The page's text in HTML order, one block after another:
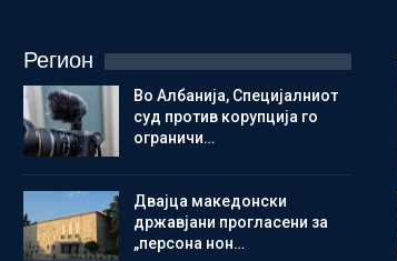
Регион
Во Албанија, Специјалниот
суд против корупција го
ограничи…
Двајца македонски
државјани прогласени за
„персона нон…